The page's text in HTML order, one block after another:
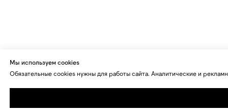
Мы используем cookies
Обязательные cookies нужны для работы сайта. Аналитические и